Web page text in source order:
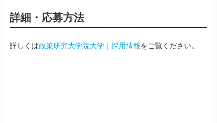
詳細・応募方法
詳しくは政策研究大学院大学｜採用情報をご覧ください。